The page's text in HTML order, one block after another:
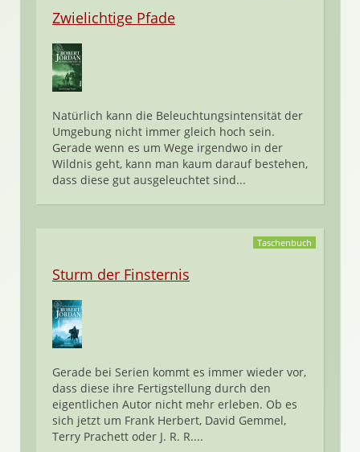
Zwielichtige Pfade
Natürlich kann die Beleuchtungsintensität der
Umgebung nicht immer gleich hoch sein.
Gerade wenn es um Wege irgendwo in der
Wildnis geht, kann man kaum darauf bestehen,
dass diese gut ausgeleuchtet sind...
Taschenbuch
Sturm der Finsternis
Gerade bei Serien kommt es immer wieder vor,
dass diese ihre Fertigstellung durch den
eigentlichen Autor nicht mehr erleben. Ob es
sich jetzt um Frank Herbert, David Gemmel,
Terry Prachett oder J. R. R....